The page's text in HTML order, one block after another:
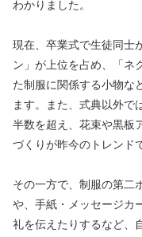
わかりました。
現在、卒業式で生徒同士
ン」が上位を占め、「ネ
た制服に関係する小物な
ます。また、式典以外で
半数を超え、花束や黒板
づくりが昨今のトレンド
その一方で、制服の第二
や、手紙・メッセージカ
礼を伝えたりするなど、